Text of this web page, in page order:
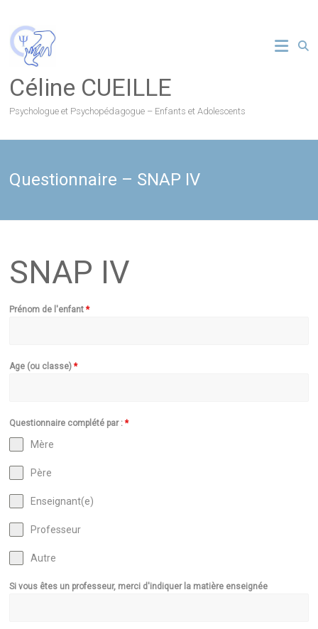
content
Céline CUEILLE
Psychologue et Psychopédagogue – Enfants et Adolescents
Questionnaire – SNAP IV
SNAP IV
Prénom de l'enfant*
Age (ou classe)*
Questionnaire complété par :*
Mère
Père
Enseignant(e)
Professeur
Autre
Si vous êtes un professeur, merci d'indiquer la matière enseignée